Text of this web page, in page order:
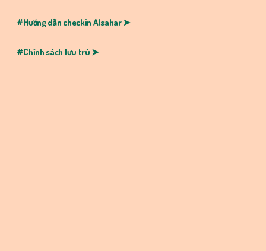
#Hướng dẫn checkin Alsahar ➤
#Chính sách lưu trú ➤